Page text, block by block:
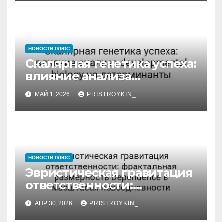
НОВОСТИ ПЛЮС
Скалярная генетика успеха:
влияние анализа
developmental biology на
детерминанты
МАЙ 1, 2026 PRISTROYKIN_
НОВОСТИ ПЛЮС
Эвристическая гравитация
ответственности:
фрактальная размерность
Dependence в масштабах
АПР 30, 2026 PRISTROYKIN_